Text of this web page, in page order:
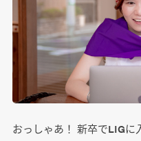
おっしゃあ！ 新卒でLIGに